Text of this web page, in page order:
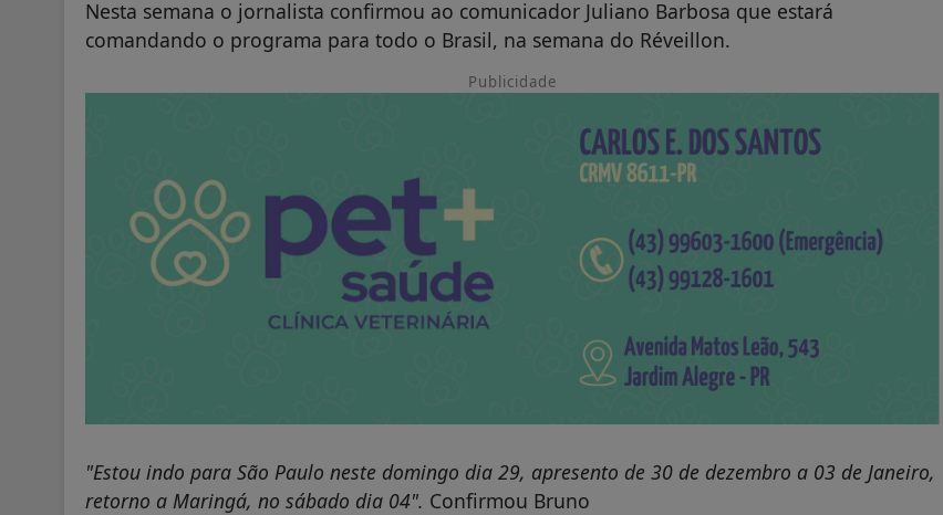
Nesta semana o jornalista confirmou ao comunicador Juliano Barbosa que estará
comandando o programa para todo o Brasil, na semana do Réveillon.
Publicidade
"Estou indo para São Paulo neste domingo dia 29, apresento de 30 de dezembro a 03 de Janeiro,
retorno a Maringá, no sábado dia 04". Confirmou Bruno